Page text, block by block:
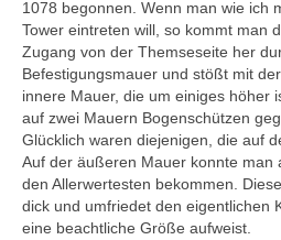
1078 begonnen. Wenn man wie ich
Tower eintreten will, so kommt man
Zugang von der Themseseite her
Befestigungsmauer und stößt mit
innere Mauer, die um einiges höher
auf zwei Mauern Bogenschützen
Glücklich waren diejenigen, die auf
Auf der äußeren Mauer konnte man
den Allerwertesten bekommen.
dick und umfriedet den eigentlichen
eine beachtliche Größe aufweist.